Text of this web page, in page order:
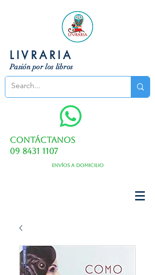
LIVRARIA
Pasión por los libros
Contáctanos
09 8431 1107
Envíos a domicilio